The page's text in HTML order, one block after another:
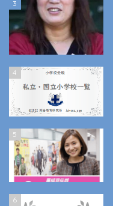
3
4
5
6